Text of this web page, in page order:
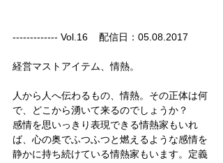
------------- Vol.16    配信日：05.08.2017
経営マストアイテム、情熱。
人から人へ伝わるもの、情熱。その正体は何
で、どこから湧いて来るのでしょうか？
感情を思いっきり表現できる情熱家もいれ
ば、心の奥でふつふつと燃えるような感情を
静かに持ち続けている情熱家もいます。定義